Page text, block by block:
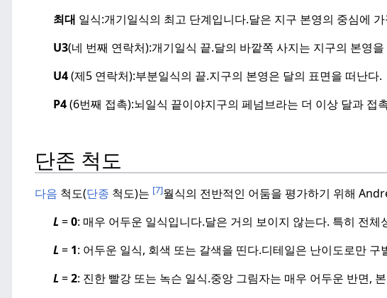
최대 일식:개기일식의 최고 단계입니다.달은 지구 본영의 중심에
U3(네 번째 연락처):개기일식 끝.달의 바깥쪽 사지는 지구의 본영
U4(제5 연락처):부분일식의 끝.지구의 본영은 달의 표면을 떠난다.
P4(6번째 접촉):뇌일식 끝이야지구의 페넘브라는 더 이상 달과 접
단존 척도
다음 척도(단종 척도)는 [7]월식의 전반적인 어둠을 평가하기 위해
L=0: 매우 어두운 일식입니다.달은 거의 보이지 않는다. 특히 전체
L=1: 어두운 일식, 회색 또는 갈색을 띤다.디테일은 난이도로만 구
L=2: 진한 빨강 또는 녹슨 일식.중앙 그림자는 매우 어두운 반면,